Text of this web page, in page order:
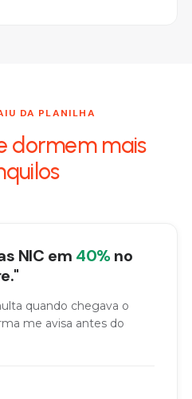
DA PLANILHA
dormem mais
NIC em 40% no
quando chegava o
me avisa antes do